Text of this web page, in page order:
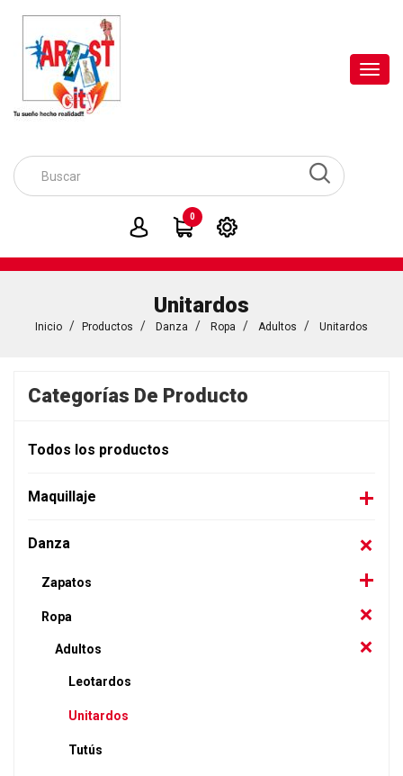
0
Unitardos
Inicio Productos Danza Ropa Adultos Unitardos
Categorías De Producto
Todos los productos
Maquillaje
Danza
Zapatos
Ropa
Adultos
Leotardos
Unitardos
Tutús